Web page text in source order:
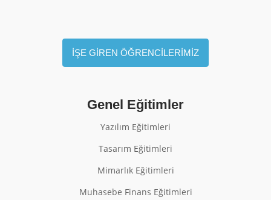
İŞE GİREN ÖĞRENCİLERİMİZ
Genel Eğitimler
Yazılım Eğitimleri
Tasarım Eğitimleri
Mimarlık Eğitimleri
Muhasebe Finans Eğitimleri